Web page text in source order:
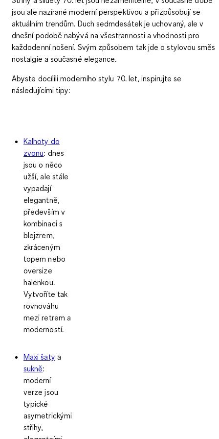
jsou ale nazírané moderní perspektivou a přizpůsobují se
aktuálním trendům. Duch sedmdesátek je uchovaný, ale v
dnešní podobě nabývá na všestrannosti a vhodnosti pro
každodenní nošení. Svým způsobem tak jde o stylovou směs
nostalgie a současné elegance.
Abyste docílili moderního stylu 70. let, inspirujte se
následujícími tipy:
Kalhoty do
zvonu: dnes
jsou o něco
užší, ale stále
vypadají
elegantně,
především v
kombinaci s
blejzrem,
zkráceným
topem nebo
oversize
halenkou.
Vytvoříte tak
rovnováhu
mezi retrem a
moderností.
Maxi šaty a
sukně:
moderní
verze jsou
typické
asymetrickými
střihy,